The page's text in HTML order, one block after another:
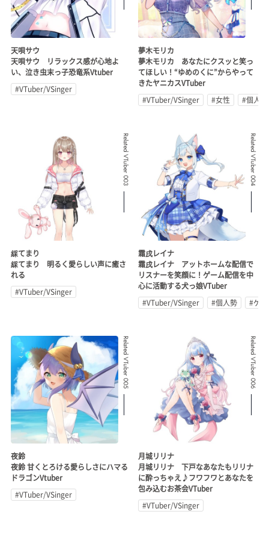
天唄サウ
天唄サウ リラックス感が心地よ
い、泣き虫末っ子恐竜系Vtuber
#VTuber/VSinger
夢木モリカ
夢木モリカ あなたにクスッと笑っ
てほしい！“ゆめのくに”からやって
きたヤニカスVTuber
#VTuber/VSinger
#女性 #個人勢
Related VTuber 003
綵てまり
綵てまり 明るく愛らしい声に癒さ
れる
#VTuber/VSinger
Related VTuber 004
霜戌レイナ
霜戌レイナ アットホームな配信で
リスナーを笑顔に！ゲーム配信を中
心に活動する犬っ娘VTuber
#VTuber/VSinger
#個人勢 #ゲ
Related VTuber 005
夜鈴
夜鈴 甘くとろける愛らしさにハマる
ドラゴンVtuber
#VTuber/VSinger
Related VTuber 006
月城リリナ
月城リリナ 下戸なあなたもリリナ
に酔っちゃえ♪フワフワとあなたを
包み込むお茶会VTuber
#VTuber/VSinger